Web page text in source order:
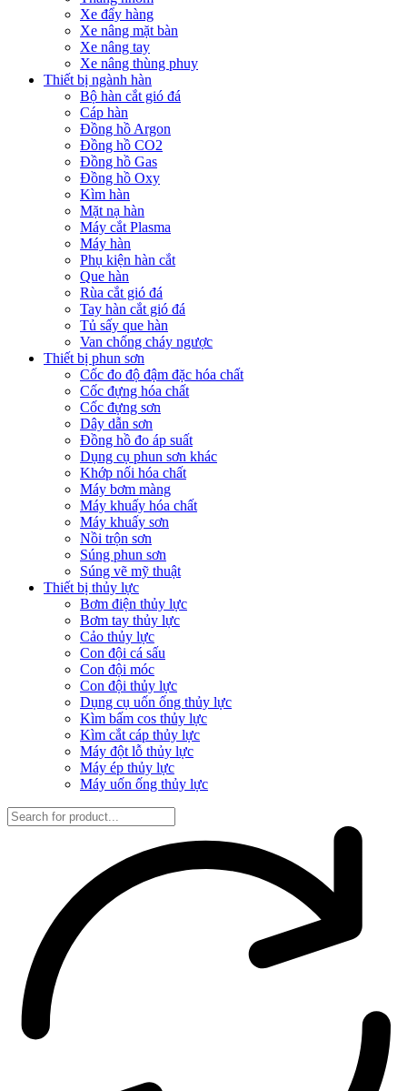
Xe đẩy hàng
Xe nâng mặt bàn
Xe nâng tay
Xe nâng thùng phuy
Thiết bị ngành hàn
Bộ hàn cắt gió đá
Cáp hàn
Đồng hồ Argon
Đồng hồ CO2
Đồng hồ Gas
Đồng hồ Oxy
Kìm hàn
Mặt nạ hàn
Máy cắt Plasma
Máy hàn
Phụ kiện hàn cắt
Que hàn
Rùa cắt gió đá
Tay hàn cắt gió đá
Tủ sấy que hàn
Van chống cháy ngược
Thiết bị phun sơn
Cốc đo độ đậm đặc hóa chất
Cốc đựng hóa chất
Cốc đựng sơn
Dây dẫn sơn
Đồng hồ đo áp suất
Dụng cụ phun sơn khác
Khớp nối hóa chất
Máy bơm màng
Máy khuấy hóa chất
Máy khuấy sơn
Nồi trộn sơn
Súng phun sơn
Súng vẽ mỹ thuật
Thiết bị thủy lực
Bơm điện thủy lực
Bơm tay thủy lực
Cảo thủy lực
Con đội cá sấu
Con đội móc
Con đội thủy lực
Dụng cụ uốn ống thủy lực
Kìm bấm cos thủy lực
Kìm cắt cáp thủy lực
Máy đột lỗ thủy lực
Máy ép thủy lực
Máy uốn ống thủy lực